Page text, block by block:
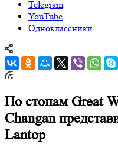
Telegram
YouTube
Одноклассники
По стопам Great
Changan
Lantop